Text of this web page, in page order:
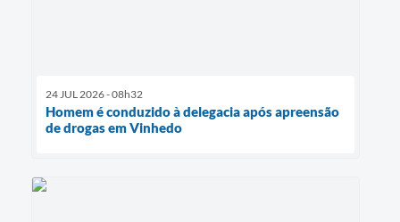
24 JUL 2026 - 08h32
Homem é conduzido à delegacia após apreensão
de drogas em Vinhedo